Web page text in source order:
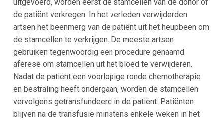
uitgevoerd, worden eerst de stamcellen van de donor of
de patiënt verkregen. In het verleden verwijderden
artsen het beenmerg van de patiënt uit het heupbeen om
de stamcellen te verkrijgen. De meeste artsen
gebruiken tegenwoordig een procedure genaamd
aferese om stamcellen uit het bloed te verwijderen.
Nadat de patiënt een voorlopige ronde chemotherapie
en bestraling heeft ondergaan, worden de stamcellen
vervolgens getransfundeerd in de patiënt. Patiënten
blijven na de transfusie minstens enkele weken in het